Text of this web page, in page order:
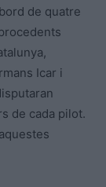
de quatre
Icar i
de cada pilot.